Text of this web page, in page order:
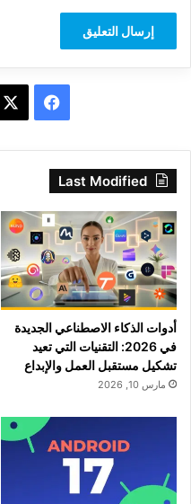
فيسبوك
Last Modified
أدوات الذكاء الاصطناعي الجديدة
في 2026: التقنيات التي تعيد
تشكيل مستقبل العمل والإبداع
مارس 10, 2026